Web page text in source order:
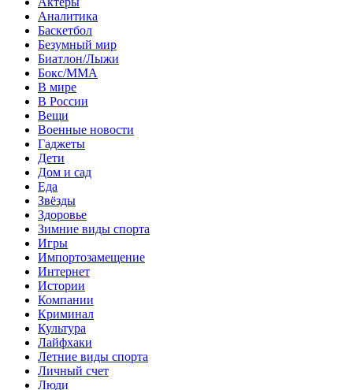
Аналитика
Баскетбол
Безумный мир
Биатлон/Лыжи
Бокс/MMA
В мире
В России
Вещи
Военные новости
Гаджеты
Дети
Дом и сад
Еда
Звёзды
Здоровье
Зимние виды спорта
Игры
Импортозамещение
Интернет
Истории
Компании
Криминал
Культура
Лайфхаки
Летние виды спорта
Личный счет
Люди